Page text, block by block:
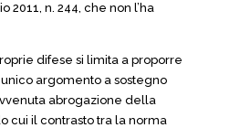
2011, n. 244, che non l’ha
difese si limita a proporre
argomento a sostegno
abrogazione della
cui il contrasto tra la norma